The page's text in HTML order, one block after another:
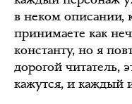
в неком описании,
принимаете как
константу, но я
дорогой читатель,
кажутся, и каждый